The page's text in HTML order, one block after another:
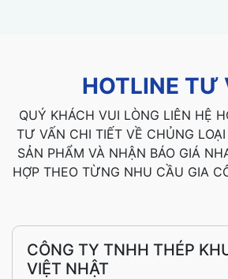
HOTLINE TƯ
QUÝ KHÁCH VUI LÒNG LIÊN HỆ
TƯ VẤN CHI TIẾT VỀ CHỦNG
SẢN PHẨM VÀ NHẬN BÁO GIÁ
HỢP THEO TỪNG NHU CẦU GIA
CÔNG TY TNHH THÉP
VIỆT NHẬT